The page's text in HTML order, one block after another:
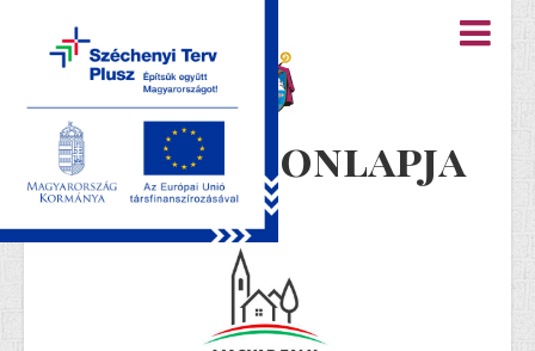
Újiráz honlapja